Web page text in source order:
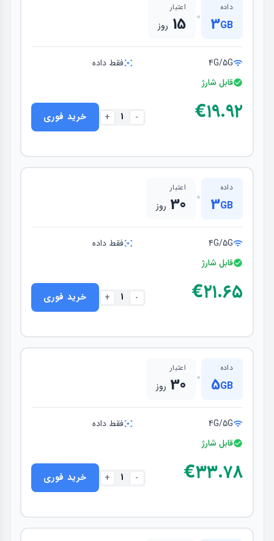
داده
3GB
• اعتبار
15 روز
4G/5G
فقط داده
قابل شارژ
€۱۹.۹۲ -
1
+ خرید فوری
داده
3GB
• اعتبار
30 روز
4G/5G
فقط داده
قابل شارژ
€۲۱.۶۵ -
1
+ خرید فوری
داده
5GB
• اعتبار
30 روز
4G/5G
فقط داده
قابل شارژ
€۳۳.۷۸ -
1
+ خرید فوری